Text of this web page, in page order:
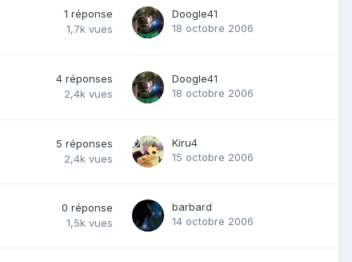
1 réponse
1,7k vues
Doogle41
18 octobre 2006
4 réponses
2,4k vues
Doogle41
18 octobre 2006
5 réponses
2,4k vues
Kiru4
15 octobre 2006
0 réponse
1,5k vues
barbard
14 octobre 2006